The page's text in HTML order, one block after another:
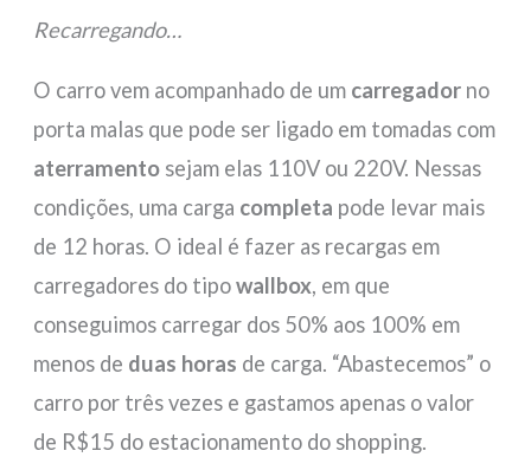
Recarregando…
O carro vem acompanhado de um carregador no
porta malas que pode ser ligado em tomadas com
aterramento sejam elas 110V ou 220V. Nessas
condições, uma carga completa pode levar mais
de 12 horas. O ideal é fazer as recargas em
carregadores do tipowallbox, em que
conseguimos carregar dos 50% aos 100% em
menos de duas horas de carga. “Abastecemos” o
carro por três vezes e gastamos apenas o valor
de R$15 do estacionamento do shopping.